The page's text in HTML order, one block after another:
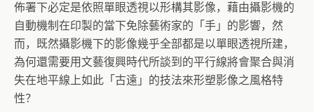
佈署下必定是依照單眼透視以形構其影像，藉由攝影機的
自動機制在印製的當下免除藝術家的「手」的影響，然
而，既然攝影機下的影像幾乎全部都是以單眼透視所建，
為何還需要用文藝復興時代所談到的平行線將會聚合與消
失在地平線上如此「古遠」的技法來形塑影像之風格特
性？